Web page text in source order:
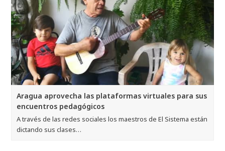
Aragua aprovecha las plataformas virtuales para sus
encuentros pedagógicos
A través de las redes sociales los maestros de El Sistema están
dictando sus clases…